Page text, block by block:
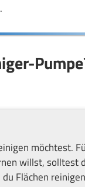
möchtest.
willst, solltest
Flächen